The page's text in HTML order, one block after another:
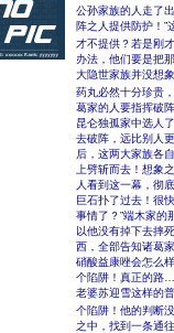
公孙家族的人走了
阵之人提供防护！”
才不提供？若是刚
办法，他们要是把
大隐世家族并没想
药丸必然十分珍贵
葛家的人要指挥破
昆仑独孤家中选人
去破阵，远比别人
后，这两大家族各
上劈斩而去！想象
人看到这一幕，彻
巨石扑了过去！很
事情了？”端木家的
以他没有掉下去摔
西，全部告知诸葛
硝酸益康唑会怎么
个陷阱！真正的路
老婆苏迎雪这样的
个陷阱！他的判断
之中，找到一条通